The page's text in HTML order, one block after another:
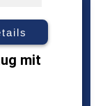
mit